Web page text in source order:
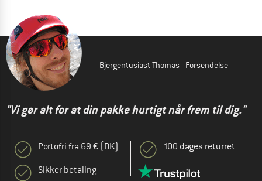
Bjergentusiast Thomas - Forsendelse
"Vi gør alt for at din pakke hurtigt når frem til dig."
Portofri fra 69 € (DK)
Sikker betaling
100 dages returret